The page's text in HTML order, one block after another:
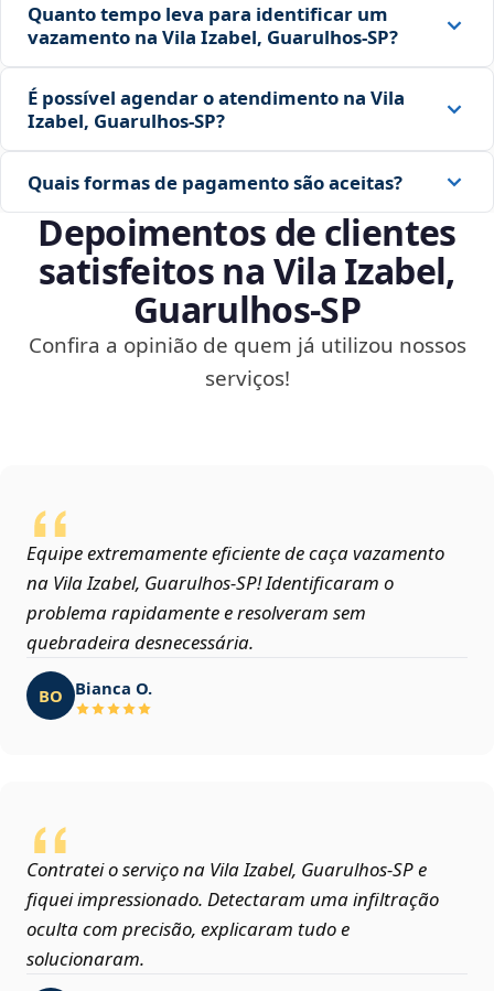
Quanto tempo leva para identificar um
vazamento na Vila Izabel, Guarulhos‑SP?
É possível agendar o atendimento na Vila
Izabel, Guarulhos‑SP?
Quais formas de pagamento são aceitas?
Depoimentos de clientes
satisfeitos na Vila Izabel,
Guarulhos‑SP
Confira a opinião de quem já utilizou nossos
serviços!
Equipe extremamente eficiente de caça vazamento
na Vila Izabel, Guarulhos‑SP! Identificaram o
problema rapidamente e resolveram sem
quebradeira desnecessária.
BO Bianca O.
Contratei o serviço na Vila Izabel, Guarulhos‑SP e
fiquei impressionado. Detectaram uma infiltração
oculta com precisão, explicaram tudo e
solucionaram.